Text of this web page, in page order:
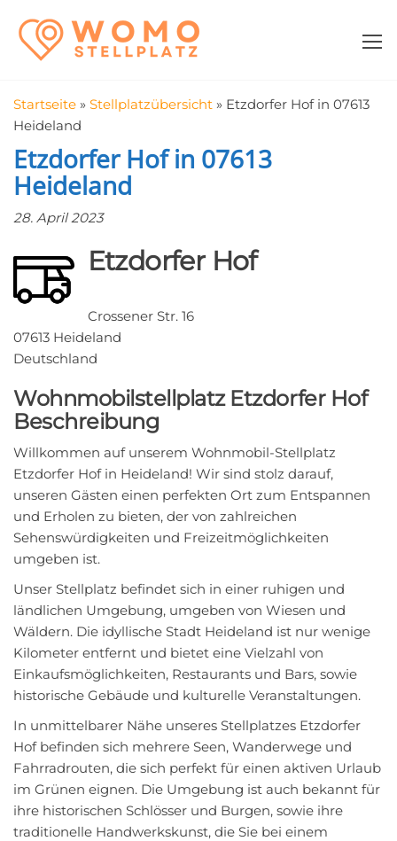
Inhalt
springen
in der Nähe
Startseite » Stellplatzübersicht » Etzdorfer Hof in 07613
Heideland
Etzdorfer Hof in 07613
Heideland
28. April 2023
Etzdorfer Hof
Crossener Str. 16
07613 Heideland
Deutschland
Wohnmobilstellplatz Etzdorfer Hof
Beschreibung
Willkommen auf unserem Wohnmobil-Stellplatz
Etzdorfer Hof in Heideland! Wir sind stolz darauf,
unseren Gästen einen perfekten Ort zum Entspannen
und Erholen zu bieten, der von zahlreichen
Sehenswürdigkeiten und Freizeitmöglichkeiten
umgeben ist.
Unser Stellplatz befindet sich in einer ruhigen und
ländlichen Umgebung, umgeben von Wiesen und
Wäldern. Die idyllische Stadt Heideland ist nur wenige
Kilometer entfernt und bietet eine Vielzahl von
Einkaufsmöglichkeiten, Restaurants und Bars, sowie
historische Gebäude und kulturelle Veranstaltungen.
In unmittelbarer Nähe unseres Stellplatzes Etzdorfer
Hof befinden sich mehrere Seen, Wanderwege und
Fahrradrouten, die sich perfekt für einen aktiven Urlaub
im Grünen eignen. Die Umgebung ist auch bekannt für
ihre historischen Schlösser und Burgen, sowie ihre
traditionelle Handwerkskunst, die Sie bei einem